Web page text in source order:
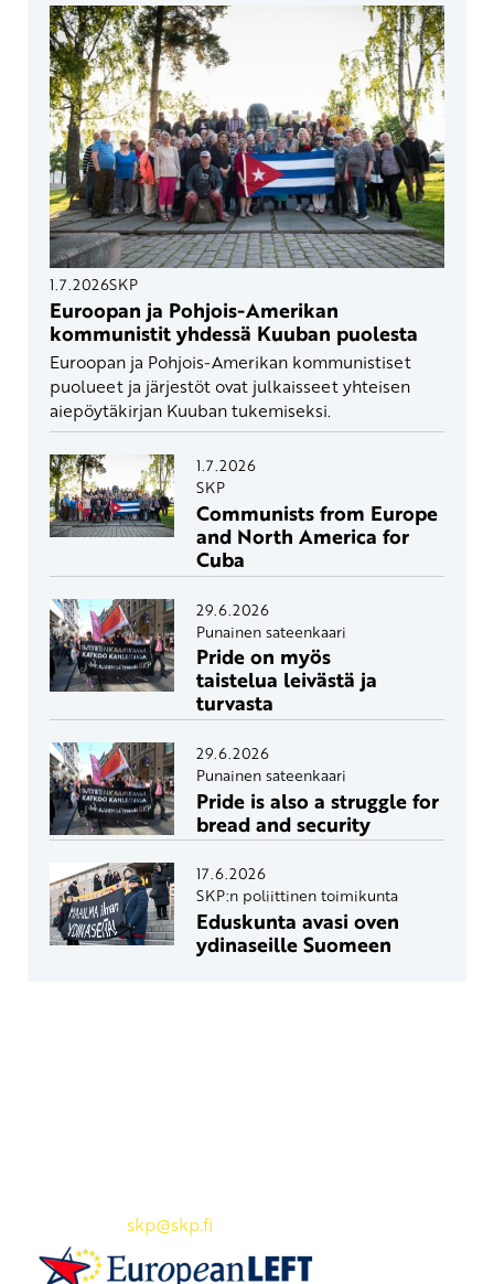
1.7.2026SKP
Euroopan ja Pohjois-Amerikan
kommunistit yhdessä Kuuban puolesta
Euroopan ja Pohjois-Amerikan kommunistiset
puolueet ja järjestöt ovat julkaisseet yhteisen
aiepöytäkirjan Kuuban tukemiseksi.
1.7.2026
SKP
Communists from Europe
and North America for
Cuba
29.6.2026
Punainen sateenkaari
Pride on myös
taistelua leivästä ja
turvasta
29.6.2026
Punainen sateenkaari
Pride is also a struggle for
bread and security
17.6.2026
SKP:n poliittinen toimikunta
Eduskunta avasi oven
ydinaseille Suomeen
skp@skp.fi